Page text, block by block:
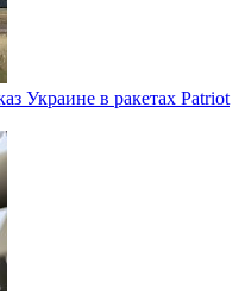
Украине в ракетах Patriot